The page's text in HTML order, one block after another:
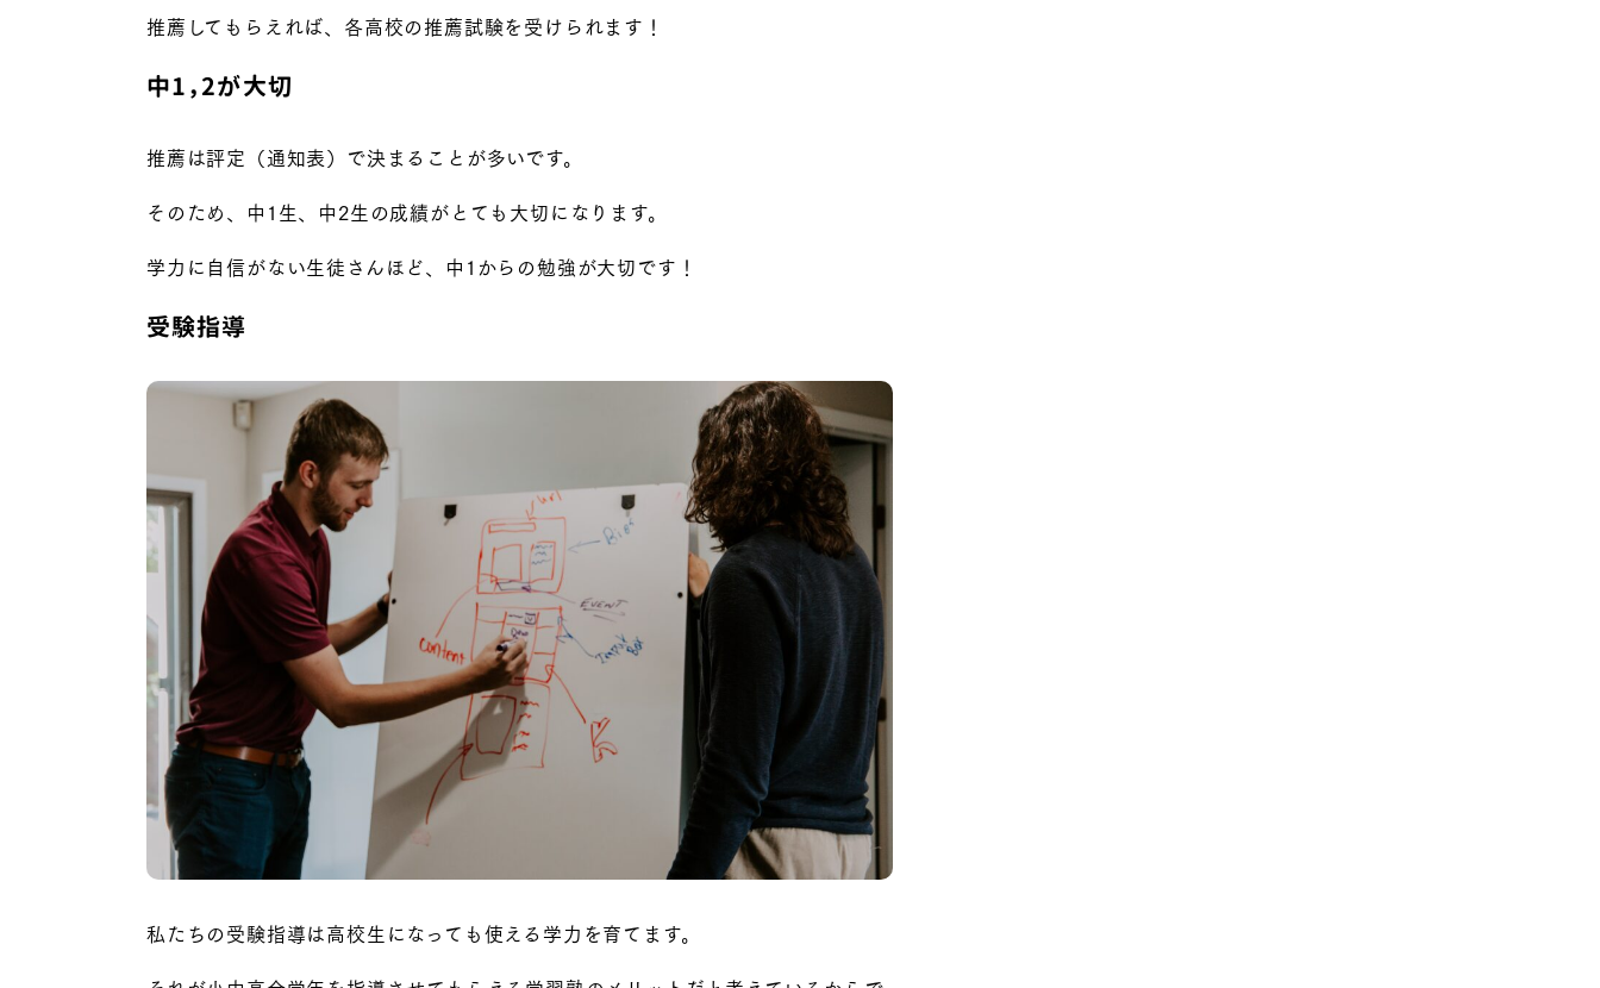
推薦してもらえれば、各高校の推薦試験を受けられます！
中1，2が大切
推薦は評定（通知表）で決まることが多いです。
そのため、 中1生、中2生の成績がとても大切になります。
学力に自信がない生徒さんほど、中1からの勉強が大切です！
受験指導
私たちの受験指導は高校生になっても使える学力を育てます。